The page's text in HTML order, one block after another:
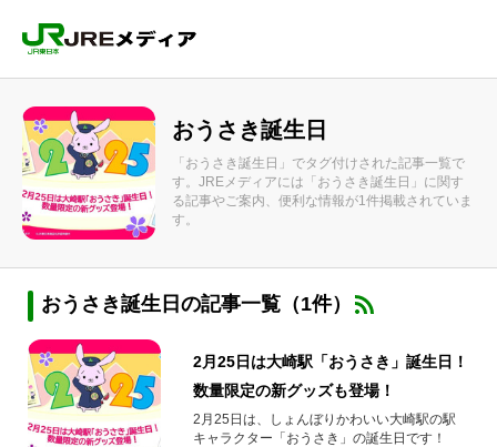
おうさき誕生日
「おうさき誕生日」でタグ付けされた記事一覧で
す。JREメディアには「おうさき誕生日」に関す
る記事やご案内、便利な情報が1件掲載されていま
す。
おうさき誕生日の記事一覧（1件）
2月25日は大崎駅「おうさき」誕生日！
数量限定の新グッズも登場！
2月25日は、しょんぼりかわいい大崎駅の駅
キャラクター「おうさき」の誕生日です！